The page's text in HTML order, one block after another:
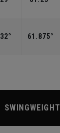
32° 61.875°
SWINGWEIGHT